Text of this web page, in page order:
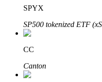
Mitra Bitrue
SPYX
SP500 tokenized ETF
CC
Canton